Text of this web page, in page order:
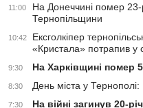
11:00
На Донеччині помер 23-
Тернопільщини
10:42
Ексголкіпер
«Кристала» потрапив у
9:30 На Харківщині помер
8:30 День міста у
7:30
На війні загинув 20-